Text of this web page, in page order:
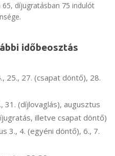
díjugratásban 75 indulót
időbeosztás
25., 27. (csapat döntő), 28.
31. (díjlovaglás), augusztus
illetve csapat döntő)
3., 4. (egyéni döntő), 6., 7.